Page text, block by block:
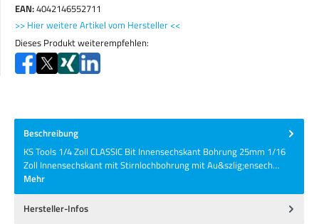
EAN:4042146552711
>> Hier weitere Artikel vom Hersteller <<
Dieses Produkt weiterempfehlen:
Beschreibung
KS Tools 1/4 Zoll CLASSIC Bit Innensechskant Bohrung 25mm 1/16
Zoll Innensechskant mit Stirnlochbohrung mit Au&szlig;ensech…
Mehr
Hersteller-Infos